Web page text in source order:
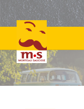
Skip